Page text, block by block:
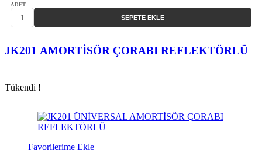
ADET
SEPETE EKLE
JK201 AMORTİSÖR ÇORABI REFLEKTÖRLÜ
Tükendi !
Favorilerime Ekle